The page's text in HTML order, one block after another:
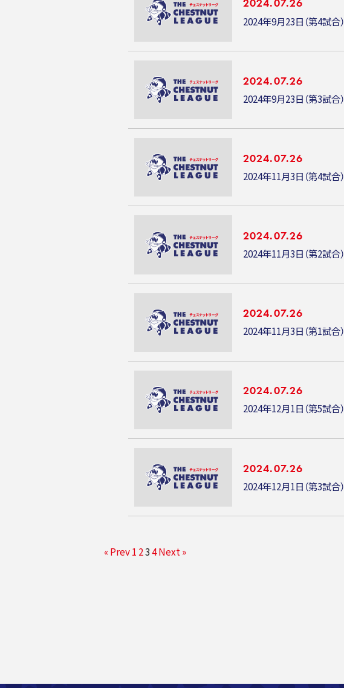
2024.07.26
2024年9月23日（第4試合）
2024.07.26
2024年9月23日（第3試合）
2024.07.26
2024年11月3日（第4試合）
2024.07.26
2024年11月3日（第2試合）
2024.07.26
2024年11月3日（第1試合）
2024.07.26
2024年12月1日（第5試合）
2024.07.26
2024年12月1日（第3試合）
« Prev1 234Next »